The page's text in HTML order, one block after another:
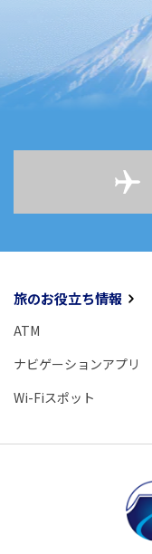
旅のお役立ち情報
ATM
ナビゲーションアプリ
Wi-Fiスポット